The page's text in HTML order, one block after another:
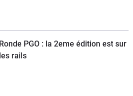
Ronde PGO : la 2eme édition est sur
les rails